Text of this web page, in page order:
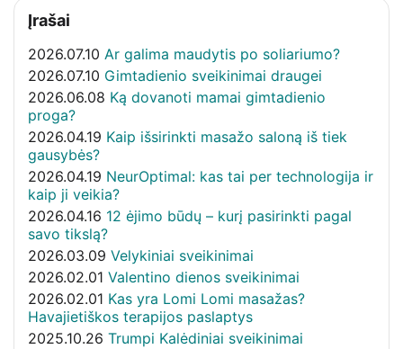
Įrašai
2026.07.10 Ar galima maudytis po soliariumo?
2026.07.10 Gimtadienio sveikinimai draugei
2026.06.08 Ką dovanoti mamai gimtadienio
proga?
2026.04.19 Kaip išsirinkti masažo saloną iš tiek
gausybės?
2026.04.19 NeurOptimal: kas tai per technologija ir
kaip ji veikia?
2026.04.16 12 ėjimo būdų – kurį pasirinkti pagal
savo tikslą?
2026.03.09 Velykiniai sveikinimai
2026.02.01 Valentino dienos sveikinimai
2026.02.01 Kas yra Lomi Lomi masažas?
Havajietiškos terapijos paslaptys
2025.10.26 Trumpi Kalėdiniai sveikinimai